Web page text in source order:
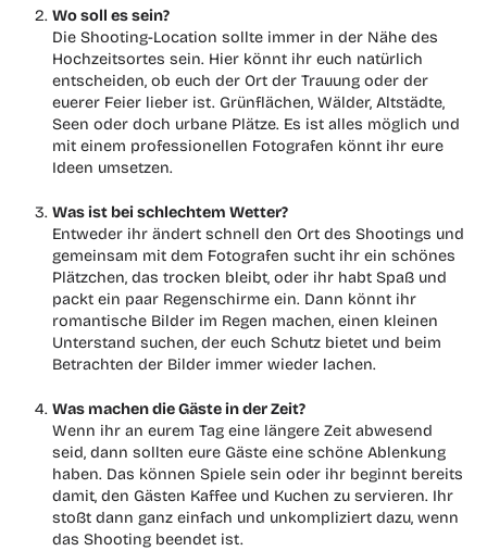
Wo soll es sein?
Die Shooting-Location sollte immer in der Nähe des
Hochzeitsortes sein. Hier könnt ihr euch natürlich
entscheiden, ob euch der Ort der Trauung oder der
euerer Feier lieber ist. Grünflächen, Wälder, Altstädte,
Seen oder doch urbane Plätze. Es ist alles möglich und
mit einem professionellen Fotografen könnt ihr eure
Ideen umsetzen.
Was ist bei schlechtem Wetter?
Entweder ihr ändert schnell den Ort des Shootings und
gemeinsam mit dem Fotografen sucht ihr ein schönes
Plätzchen, das trocken bleibt, oder ihr habt Spaß und
packt ein paar Regenschirme ein. Dann könnt ihr
romantische Bilder im Regen machen, einen kleinen
Unterstand suchen, der euch Schutz bietet und beim
Betrachten der Bilder immer wieder lachen.
Was machen die Gäste in der Zeit?
Wenn ihr an eurem Tag eine längere Zeit abwesend
seid, dann sollten eure Gäste eine schöne Ablenkung
haben. Das können Spiele sein oder ihr beginnt bereits
damit, den Gästen Kaffee und Kuchen zu servieren. Ihr
stoßt dann ganz einfach und unkompliziert dazu, wenn
das Shooting beendet ist.